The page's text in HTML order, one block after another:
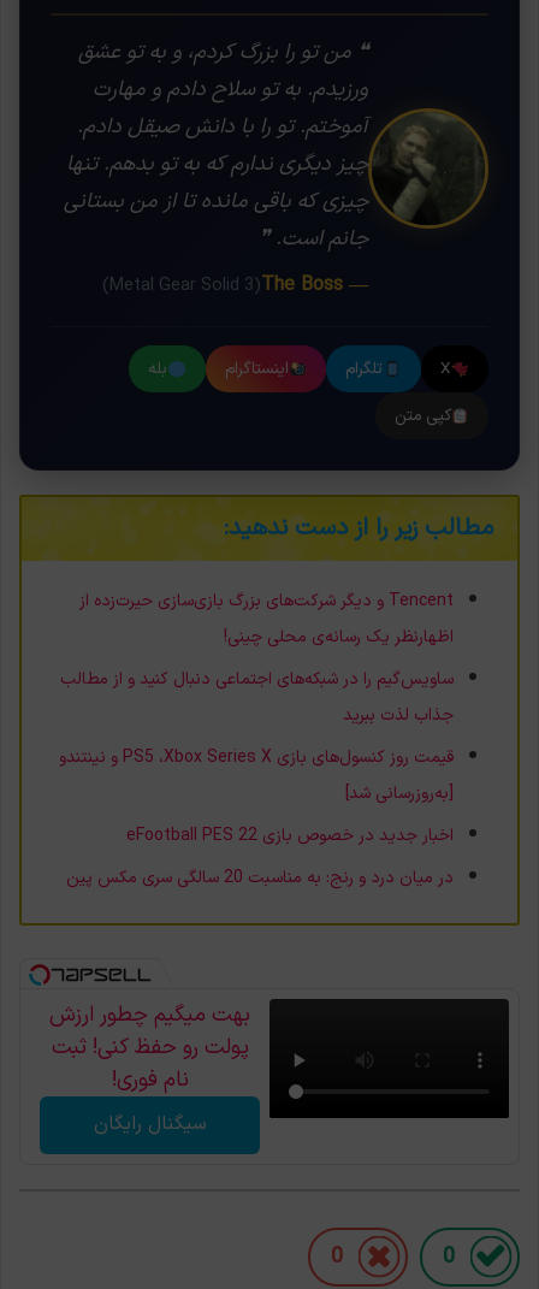
❝ من تو را بزرگ کردم، و به تو عشق
ورزیدم. به تو سلاح دادم و مهارت
آموختم. تو را با دانش صیقل دادم.
چیز دیگری ندارم که به تو بدهم. تنها
چیزی که باقی مانده تا از من بستانی
جانم است. ❞
— The Boss
(Metal Gear Solid 3)
X تلگرام اینستاگرام
بله
کپی متن
مطالب زیر را از دست ندهید:
Tencent و دیگر شرکت‌های بزرگ بازی‌سازی حیرت‌زده از
اظهارنظر یک رسانه‌ی محلی چینی!
ساویس‌گیم را در شبکه‌های اجتماعی دنبال کنید و از مطالب
جذاب لذت ببرید
قیمت روز کنسول‌های بازی PS5 ،Xbox Series X و نینتندو
[به‌روزرسانی شد]
اخبار جدید در خصوص بازی eFootball PES 22
در میان درد و رنج: به مناسبت 20 سالگی سری مکس پین
بهت میگیم چطور ارزش
پولت رو حفظ کنی! ثبت
نام فوری!
سیگنال رایگان
0
0